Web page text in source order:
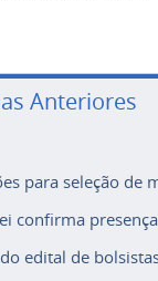
Anteriores
para seleção de
confirma
edital de